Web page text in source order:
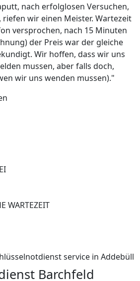
nach erfolglosen Versuchen,
wir einen Meister. Wartezeit
versprochen, nach 15 Minuten
der Preis war der gleiche
Wir hoffen, dass wir uns
mussen, aber falls doch,
wir uns wenden mussen)."
WARTEZEIT
Barchfeld